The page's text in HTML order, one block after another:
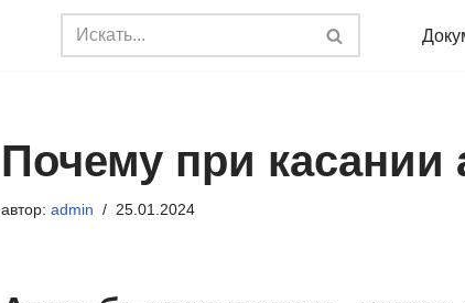
Почему при касании
автор: admin 25.01.2024